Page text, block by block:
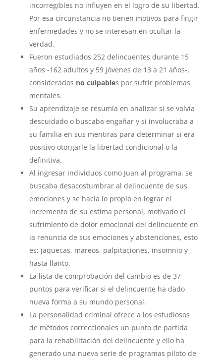
incorregibles no influyen en el logro de su libertad.
Por esa circunstancia no tienen motivos para fingir
enfermedades y no se interesan en ocultar la
verdad.
Fueron estudiados 252 delincuentes durante 15
años -162 adultos y 59 jóvenes de 13 a 21 años-,
considerados no culpables por sufrir problemas
mentales.
Su aprendizaje se resumía en analizar si se volvía
descuidado o buscaba engañar y si involucraba a
su familia en sus mentiras para determinar si era
positivo otorgarle la libertad condicional o la
definitiva.
Al ingresar individuos como Juan al programa, se
buscaba desacostumbrar al delincuente de sus
emociones y se hacía lo propio en lograr el
incremento de su estima personal, motivado el
sufrimiento de dolor emocional del delincuente en
la renuncia de sus emociones y abstenciones, esto
es: jaquecas, mareos, palpitaciones, insomnio y
hasta llanto.
La lista de comprobación del cambio es de 37
puntos para verificar si el delincuente ha dado
nueva forma a su mundo personal.
La personalidad criminal ofrece a los estudiosos
de métodos correccionales un punto de partida
para la rehabilitación del delincuente y ello ha
generado una nueva serie de programas piloto de